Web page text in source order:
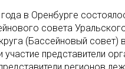
в Оренбурге
совета
(Бассейновый совет) в
участие представители